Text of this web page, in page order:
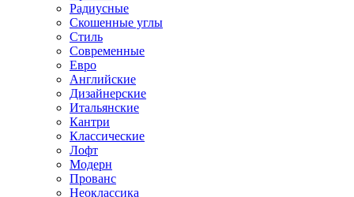
Радиусные
Скошенные углы
Стиль
Современные
Евро
Английские
Дизайнерские
Итальянские
Кантри
Классические
Лофт
Модерн
Прованс
Неоклассика